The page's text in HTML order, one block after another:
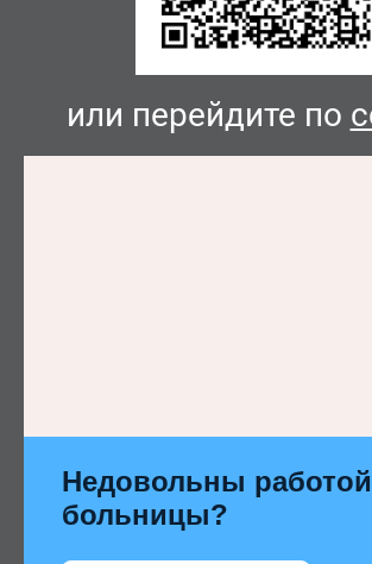
или перейдите по
Недовольны работой
больницы?